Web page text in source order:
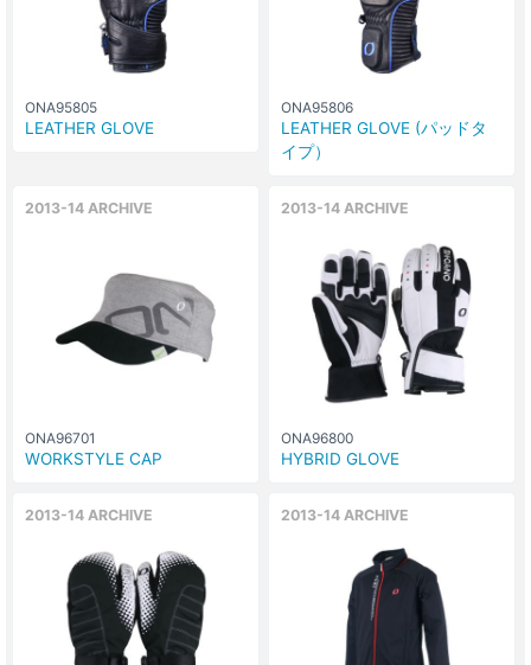
ONA95805
LEATHER GLOVE
ONA95806
LEATHER GLOVE (パッドタ
イプ）
2013-14 ARCHIVE
ONA96701
WORKSTYLE CAP
2013-14 ARCHIVE
ONA96800
HYBRID GLOVE
2013-14 ARCHIVE 2013-14 ARCHIVE